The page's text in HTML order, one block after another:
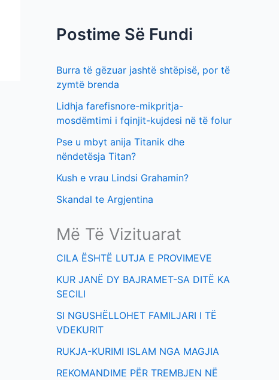
o
:
Postime Së Fundi
Burra të gëzuar jashtë shtëpisë, por të
zymtë brenda
Lidhja farefisnore-mikpritja-
mosdëmtimi i fqinjit-kujdesi në të folur
Pse u mbyt anija Titanik dhe
nëndetësja Titan?
Kush e vrau Lindsi Grahamin?
Skandal te Argjentina
Më Të Vizituarat
CILA ËSHTË LUTJA E PROVIMEVE
KUR JANË DY BAJRAMET-SA DITË KA
SECILI
SI NGUSHËLLOHET FAMILJARI I TË
VDEKURIT
RUKJA-KURIMI ISLAM NGA MAGJIA
REKOMANDIME PËR TREMBJEN NË
i
e